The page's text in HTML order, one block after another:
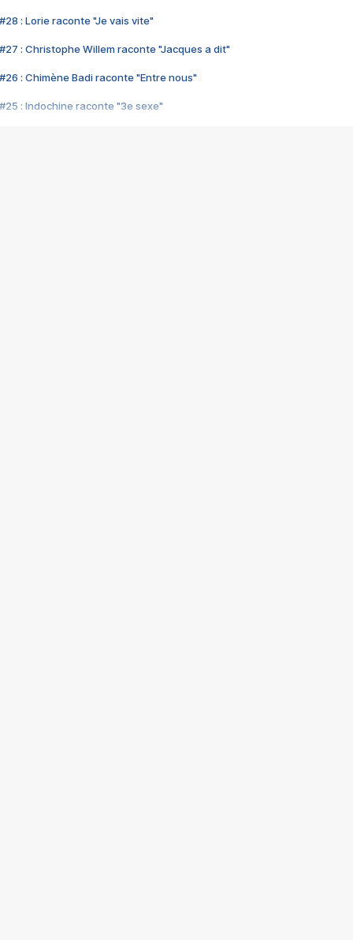
#28 : Lorie raconte "Je vais vite"
#27 : Christophe Willem raconte "Jacques a dit"
#26 : Chimène Badi raconte "Entre nous"
#25 : Indochine raconte "3e sexe"